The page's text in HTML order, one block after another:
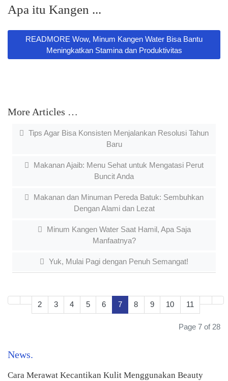
Apa itu Kangen ...
READMORE Wow, Minum Kangen Water Bisa Bantu
Meningkatkan Stamina dan Produktivitas
More Articles …
Tips Agar Bisa Konsisten Menjalankan Resolusi Tahun
Baru
Makanan Ajaib: Menu Sehat untuk Mengatasi Perut
Buncit Anda
Makanan dan Minuman Pereda Batuk: Sembuhkan
Dengan Alami dan Lezat
Minum Kangen Water Saat Hamil, Apa Saja
Manfaatnya?
Yuk, Mulai Pagi dengan Penuh Semangat!
2 3 4 5 6 7 8 9 10 11
Page 7 of 28
News
Cara Merawat Kecantikan Kulit Menggunakan Beauty